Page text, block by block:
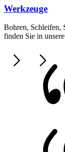
Werkzeuge
Bohren, Schleifen,
finden Sie in